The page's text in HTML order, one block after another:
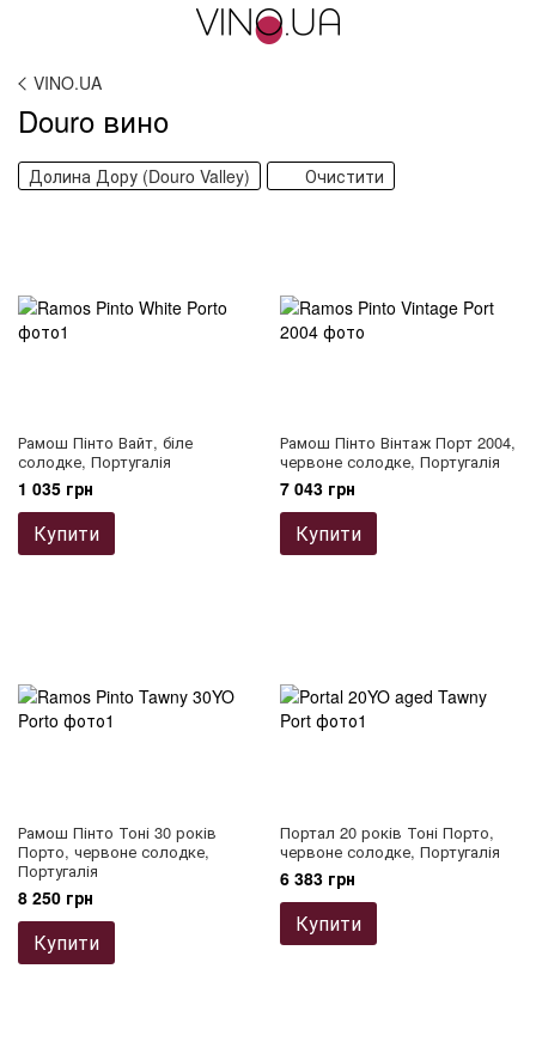
VINO.UA
Douro вино
Долина Дору (Douro Valley) Очистити
Рамош Пінто Вайт, біле
солодке, Португалія
1 035 грн
Купити
Рамош Пінто Вінтаж Порт 2004,
червоне солодке, Португалія
7 043 грн
Купити
Рамош Пінто Тоні 30 років
Порто, червоне солодке,
Португалія
8 250 грн
Купити
Портал 20 років Тоні Порто,
червоне солодке, Португалія
6 383 грн
Купити